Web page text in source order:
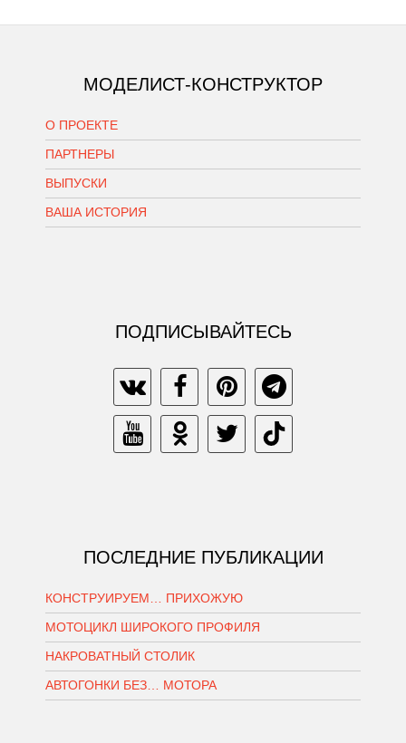
МОДЕЛИСТ-КОНСТРУКТОР
О ПРОЕКТЕ
ПАРТНЕРЫ
ВЫПУСКИ
ВАША ИСТОРИЯ
ПОДПИСЫВАЙТЕСЬ
ПОСЛЕДНИЕ ПУБЛИКАЦИИ
КОНСТРУИРУЕМ… ПРИХОЖУЮ
МОТОЦИКЛ ШИРОКОГО ПРОФИЛЯ
НАКРОВАТНЫЙ СТОЛИК
АВТОГОНКИ БЕЗ… МОТОРА